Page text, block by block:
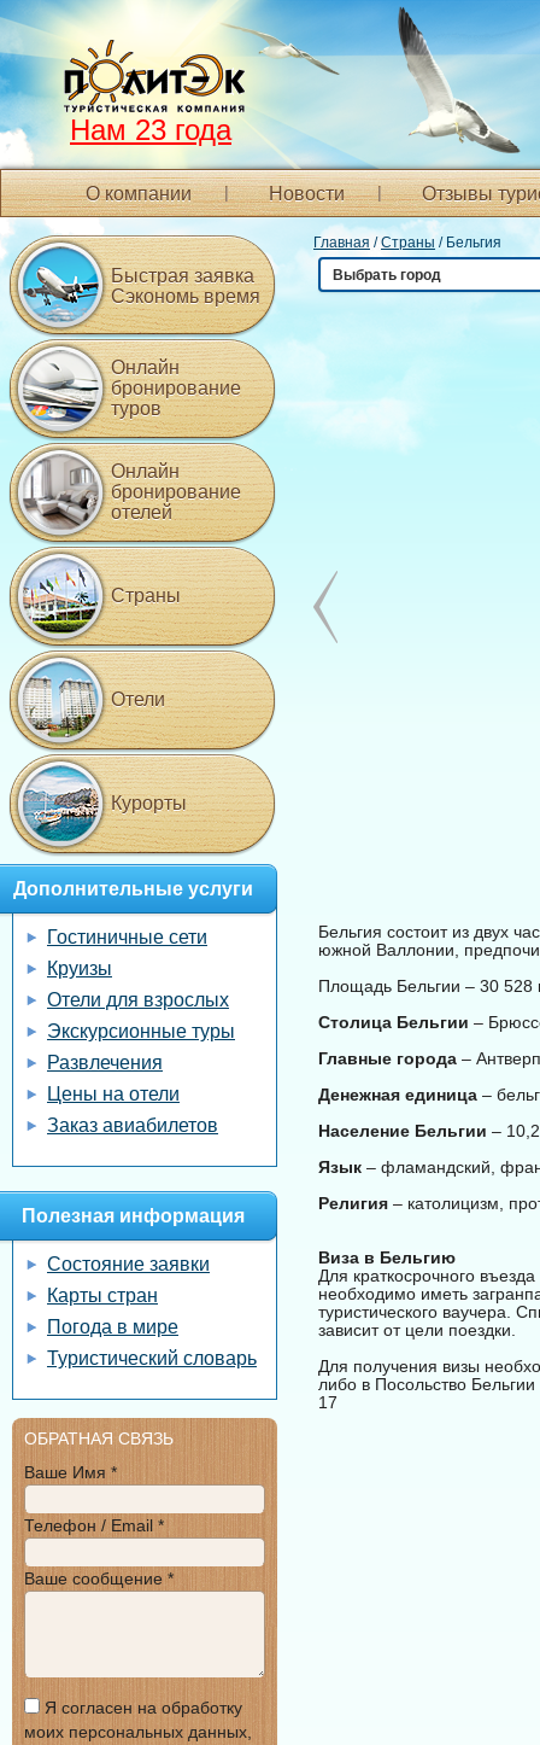
Нам 23 года
О компании Новости Отзывы
Главная /Страны / Бельгия
Выбрать город
Бельгия состоит из двух
южной Валлонии,
Площадь Бельгии – 30 528
Столица Бельгии –
Главные города –
Денежная единица –
Население Бельгии –
Язык – фламандский,
Религия – католицизм,
Виза в Бельгию
Для краткосрочного
необходимо иметь
туристического ваучера.
зависит от цели поездки.
Для получения визы
либо в Посольство
17
Быстрая заявка
Сэкономь время
Онлайн
бронирование
туров
Онлайн
бронирование
отелей
Страны
Отели
Курорты
Дополнительные услуги
Гостиничные сети
Круизы
Отели для взрослых
Экскурсионные туры
Развлечения
Цены на отели
Заказ авиабилетов
Полезная информация
Состояние заявки
Карты стран
Погода в мире
Туристический словарь
ОБРАТНАЯ СВЯЗЬ
Ваше Имя *
Телефон / Email *
Ваше сообщение *
Я согласен на обработку
моих персональных данных,